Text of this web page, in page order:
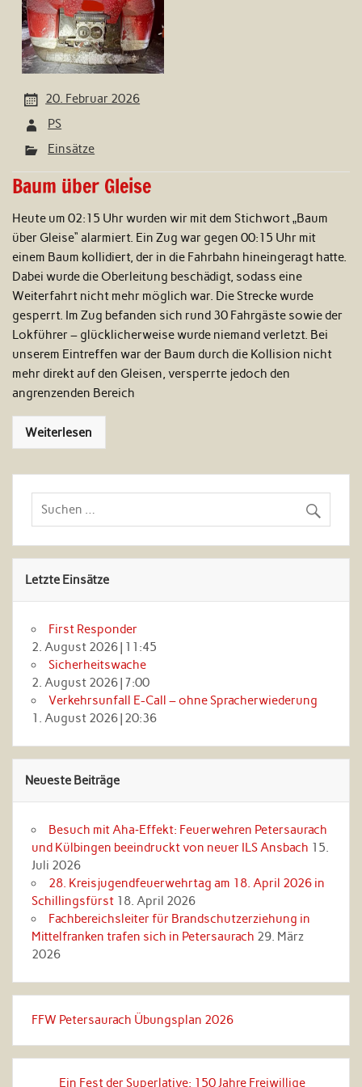
20. Februar 2026
PS
Einsätze
Baum über Gleise
Heute um 02:15 Uhr wurden wir mit dem Stichwort „Baum
über Gleise“ alarmiert. Ein Zug war gegen 00:15 Uhr mit
einem Baum kollidiert, der in die Fahrbahn hineingeragt hatte.
Dabei wurde die Oberleitung beschädigt, sodass eine
Weiterfahrt nicht mehr möglich war. Die Strecke wurde
gesperrt. Im Zug befanden sich rund 30 Fahrgäste sowie der
Lokführer – glücklicherweise wurde niemand verletzt. Bei
unserem Eintreffen war der Baum durch die Kollision nicht
mehr direkt auf den Gleisen, versperrte jedoch den
angrenzenden Bereich
Weiterlesen
Letzte Einsätze
First Responder
2. August 2026| 11:45
Sicherheitswache
2. August 2026| 7:00
Verkehrsunfall E-Call – ohne Spracherwiederung
1. August 2026| 20:36
Neueste Beiträge
Besuch mit Aha‑Effekt: Feuerwehren Petersaurach
und Külbingen beeindruckt von neuer ILS Ansbach 15.
Juli 2026
28. Kreisjugendfeuerwehrtag am 18. April 2026 in
Schillingsfürst 18. April 2026
Fachbereichsleiter für Brandschutzerziehung in
Mittelfranken trafen sich in Petersaurach 29. März
2026
FFW Petersaurach Übungsplan 2026
Ein Fest der Superlative: 150 Jahre Freiwillige